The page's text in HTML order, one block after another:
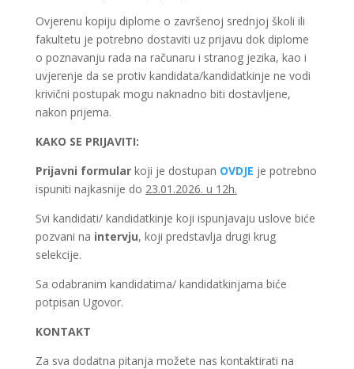
Ovjerenu kopiju diplome o završenoj srednjoj školi ili
fakultetu je potrebno dostaviti uz prijavu dok diplome
o poznavanju rada na računaru i stranog jezika, kao i
uvjerenje da se protiv kandidata/kandidatkinje ne vodi
krivični postupak mogu naknadno biti dostavljene,
nakon prijema.
KAKO SE PRIJAVITI:
Prijavni formularkoji je dostupan OVDJE je potrebno
ispuniti najkasnije do 23.01.2026. u 12h.
Svi kandidati/ kandidatkinje koji ispunjavaju uslove biće
pozvani na intervju, koji predstavlja drugi krug
selekcije.
Sa odabranim kandidatima/ kandidatkinjama biće
potpisan Ugovor.
KONTAKT
Za sva dodatna pitanja možete nas kontaktirati na